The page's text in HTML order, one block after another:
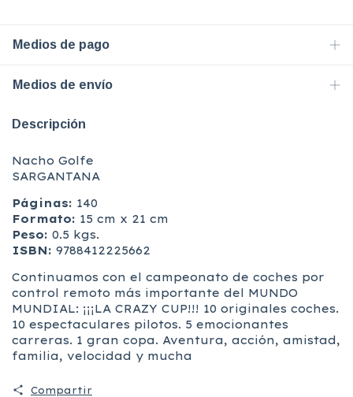
Medios de pago
Medios de envío
Descripción
Nacho Golfe
SARGANTANA
Páginas: 140
Formato: 15 cm x 21 cm
Peso: 0.5 kgs.
ISBN: 9788412225662
Continuamos con el campeonato de coches por
control remoto más importante del MUNDO
MUNDIAL: ¡¡¡LA CRAZY CUP!!! 10 originales coches.
10 espectaculares pilotos. 5 emocionantes
carreras. 1 gran copa. Aventura, acción, amistad,
familia, velocidad y mucha
Compartir